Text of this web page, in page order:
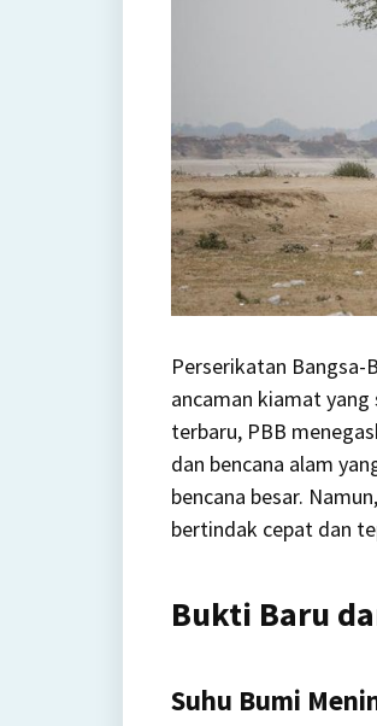
Perserikatan Bangsa-
ancaman kiamat
terbaru, PBB
dan bencana alam
bencana besar.
bertindak cepat dan
Bukti Baru
Suhu Bumi